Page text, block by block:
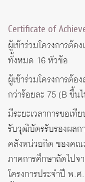
Certificate of
ผู้เข้าร่วมโครงการต้อ
ทั้งหมด 16 หัวข้อ
ผู้เข้าร่วมโครงการต้อ
กว่าร้อยละ 75 (B ขึ้น
มีระยะเวลาการขอเ
รับวุฒิบัตรรับรองผลก
คลังหน่วยกิต ของคณ
ภาคการศึกษาถัดไปจา
โครงการประจำปี พ.